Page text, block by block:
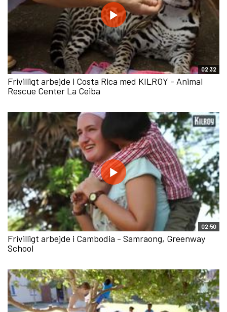
02:32
Frivilligt arbejde i Costa Rica med KILROY - Animal
Rescue Center La Ceiba
02:50
Frivilligt arbejde i Cambodia - Samraong, Greenway
School